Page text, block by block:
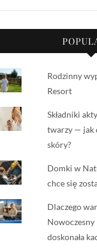
Rodzinny
Resort
Składniki
twarzy — jak
skóry?
Domki w
chce się
Dlaczego
doskonała